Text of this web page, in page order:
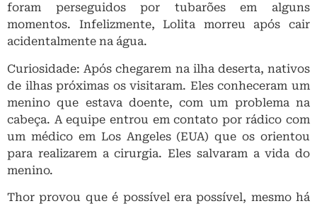
foram perseguidos por tubarões em alguns
momentos. Infelizmente, Lolita morreu após cair
acidentalmente na água.
Curiosidade: Após chegarem na ilha deserta, nativos
de ilhas próximas os visitaram. Eles conheceram um
menino que estava doente, com um problema na
cabeça. A equipe entrou em contato por rádico com
um médico em Los Angeles (EUA) que os orientou
para realizarem a cirurgia. Eles salvaram a vida do
menino.
Thor provou que é possível era possível, mesmo há